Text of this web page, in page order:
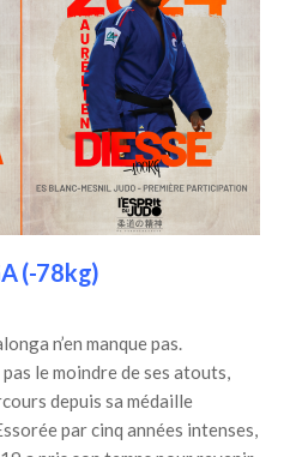
(-78kg)
n’en manque pas.
pas le moindre de ses atouts,
depuis sa médaille
par cinq années intenses,